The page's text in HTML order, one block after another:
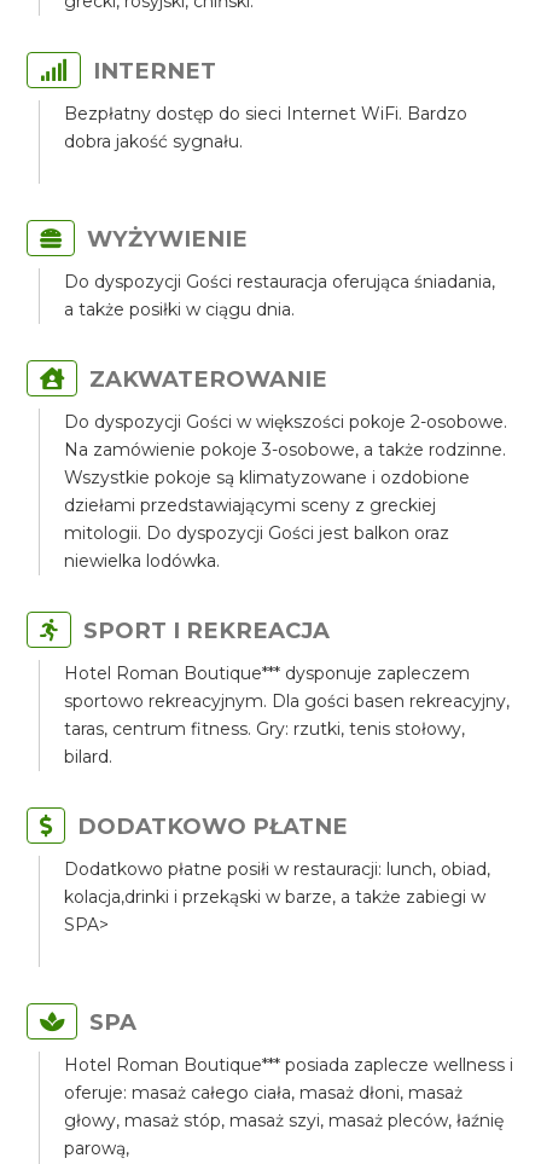
INTERNET
Bezpłatny dostęp do sieci Internet WiFi. Bardzo
dobra jakość sygnału.
WYŻYWIENIE
Do dyspozycji Gości restauracja oferująca śniadania,
a także posiłki w ciągu dnia.
ZAKWATEROWANIE
Do dyspozycji Gości w większości pokoje 2-osobowe.
Na zamówienie pokoje 3-osobowe, a także rodzinne.
Wszystkie pokoje są klimatyzowane i ozdobione
dziełami przedstawiającymi sceny z greckiej
mitologii. Do dyspozycji Gości jest balkon oraz
niewielka lodówka.
SPORT I REKREACJA
Hotel Roman Boutique*** dysponuje zapleczem
sportowo rekreacyjnym. Dla gości basen rekreacyjny,
taras, centrum fitness. Gry: rzutki, tenis stołowy,
bilard.
DODATKOWO PŁATNE
Dodatkowo płatne posiłi w restauracji: lunch, obiad,
kolacja,drinki i przekąski w barze, a także zabiegi w
SPA>
SPA
Hotel Roman Boutique*** posiada zaplecze wellness i
oferuje: masaż całego ciała, masaż dłoni, masaż
głowy, masaż stóp, masaż szyi, masaż pleców, łaźnię
parową,